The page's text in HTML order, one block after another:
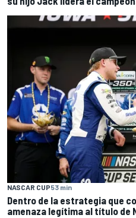
NASCAR CUP53 min
Dentro de la estrategia que
amenaza legítima al título de